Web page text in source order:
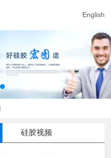
English
硅胶视频